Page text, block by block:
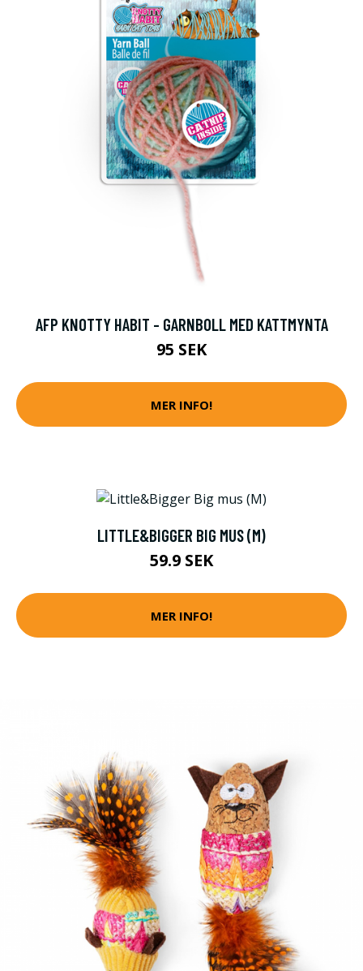
AFP KNOTTY HABIT - GARNBOLL MED KATTMYNTA
95 SEK
MER INFO!
LITTLE&BIGGER BIG MUS (M)
59.9 SEK
MER INFO!